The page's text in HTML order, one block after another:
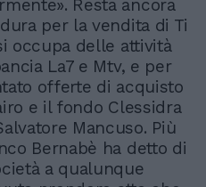
Resta ancora
per la vendita di Ti
occupa delle attività
La7 e Mtv, e per
offerte di acquisto
e il fondo Clessidra
Mancuso. Più
Bernabè ha detto di
a qualunque